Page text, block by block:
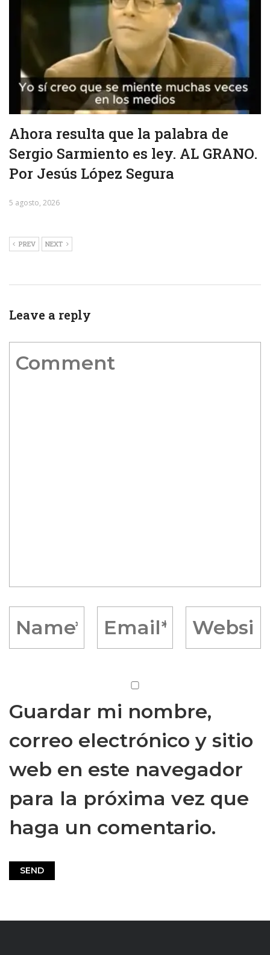
Ahora resulta que la palabra de
Sergio Sarmiento es ley. AL GRANO.
Por Jesús López Segura
5 agosto, 2026
PREV NEXT
Leave a reply
Guardar mi nombre,
correo electrónico y sitio
web en este navegador
para la próxima vez que
haga un comentario.